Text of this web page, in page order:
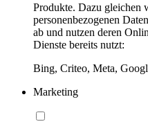
Produkte. Dazu gleichen
personenbezogenen
ab und nutzen deren
Dienste bereits nutzt:
Bing, Criteo, Meta,
Marketing